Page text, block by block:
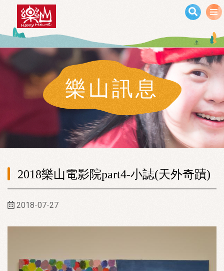
移至主內容
樂山訊息
2018樂山電影院part4-小誌(天外奇蹟)
2018-07-27